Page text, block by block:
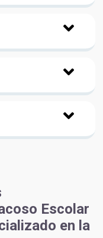
Escolar
en la